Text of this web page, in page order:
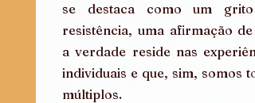
se destaca como um grito
resistência, uma afirmação de
a verdade reside nas
individuais e que, sim, somos
múltiplos.